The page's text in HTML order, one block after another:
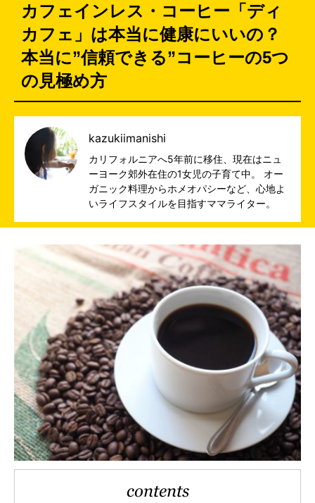
カフェインレス・コーヒー「ディ
カフェ」は本当に健康にいいの？
本当に”信頼できる”コーヒーの5つ
の見極め方
kazukiimanishi
カリフォルニアへ5年前に移住、現在はニュ
ーヨーク郊外在住の1女児の子育て中。 オー
ガニック料理からホメオパシーなど、心地よ
いライフスタイルを目指すママライター。
contents